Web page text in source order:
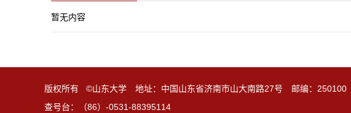
暂无内容
版权所有 ©山东大学 地址：中国山东省济南市山大南路27号 邮编：250100
查号台：（86）-0531-88395114